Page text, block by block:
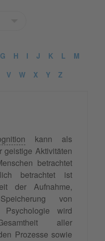
G H I J K L
M
V W X Y Z
kann als
geistige Aktivitäten
betrachtet
betrachtet ist
der Aufnahme,
von
wird
aller
Prozesse sowie